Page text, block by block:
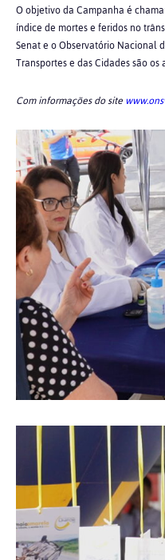
O objetivo da Campanha é
índice de mortes e feridos no
Senat e o Observatório Nacional
Transportes e das Cidades são
Com informações do site